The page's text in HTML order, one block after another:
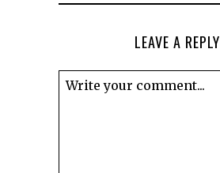
LEAVE A REPLY